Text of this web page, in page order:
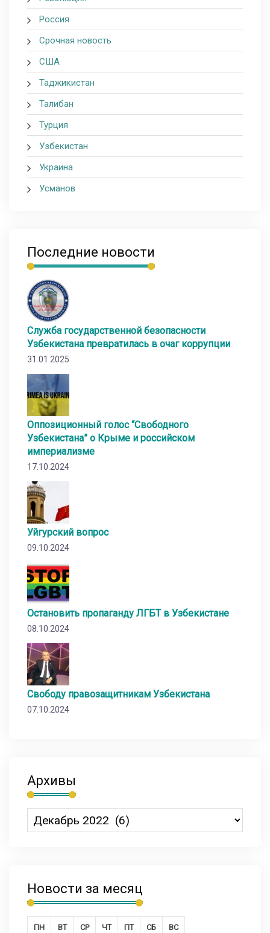
Россия
Срочная новость
США
Таджикистан
Талибан
Турция
Узбекистан
Украина
Усманов
Последние новости
Служба государственной безопасности
Узбекистана превратилась в очаг коррупции
31.01.2025
Оппозиционный голос “Свободного
Узбекистана” о Крыме и российском
империализме
17.10.2024
Уйгурский вопрос
09.10.2024
Остановить пропаганду ЛГБТ в Узбекистане
08.10.2024
Свободу правозащитникам Узбекистана
07.10.2024
Архивы
Новости за месяц
ПН ВТ СР ЧТ ПТ СБ ВС